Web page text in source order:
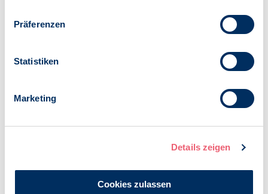
Präferenzen
Statistiken
Marketing
Details zeigen
Cookies zulassen
Am Köllnischen Park 2
Routenplaner
Anmeldung